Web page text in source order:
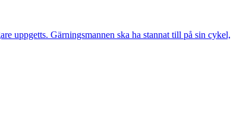
uppgetts. Gärningsmannen ska ha stannat till på sin cykel,